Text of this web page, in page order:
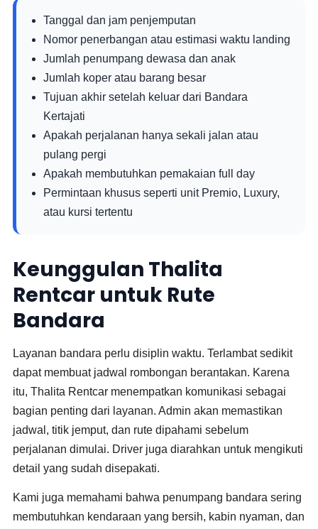
Tanggal dan jam penjemputan
Nomor penerbangan atau estimasi waktu landing
Jumlah penumpang dewasa dan anak
Jumlah koper atau barang besar
Tujuan akhir setelah keluar dari Bandara
Kertajati
Apakah perjalanan hanya sekali jalan atau
pulang pergi
Apakah membutuhkan pemakaian full day
Permintaan khusus seperti unit Premio, Luxury,
atau kursi tertentu
Keunggulan Thalita
Rentcar untuk Rute
Bandara
Layanan bandara perlu disiplin waktu. Terlambat sedikit
dapat membuat jadwal rombongan berantakan. Karena
itu, Thalita Rentcar menempatkan komunikasi sebagai
bagian penting dari layanan. Admin akan memastikan
jadwal, titik jemput, dan rute dipahami sebelum
perjalanan dimulai. Driver juga diarahkan untuk mengikuti
detail yang sudah disepakati.
Kami juga memahami bahwa penumpang bandara sering
membutuhkan kendaraan yang bersih, kabin nyaman, dan